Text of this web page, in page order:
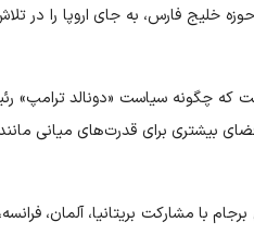
خلیج فارس، به جای اروپا را در
که چگونه سیاست «دونالد ترامپ»
بیشتری برای قدرت‌های میانی
با مشارکت بریتانیا، آلمان،